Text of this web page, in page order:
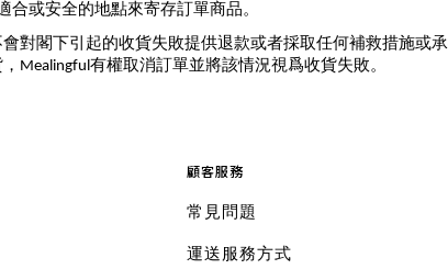
合或安全的地點來寄存訂單商品。
對閣下引起的收貨失敗提供退款或者採取任何補救措施或
Mealingful有權取消訂單並將該情況視爲收貨失敗。
顧客服務
常見問題
運送服務方式